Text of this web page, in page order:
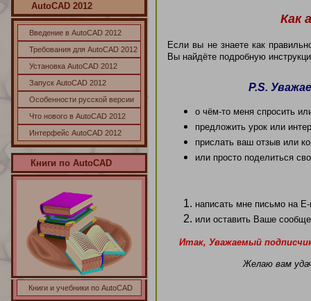
AutoCAD 2012
Введение в AutoCAD 2012
Требования для AutoCAD 2012
Установка AutoCAD 2012
Запуск AutoCAD 2012
Особенности русской версии
Что нового в AutoCAD 2012
Интерфейс AutoCAD 2012
Книги по AutoCAD
Книги и учебники по AutoCAD
Как
Если вы не знаете как
Вы найдёте подробную
P.S.
о чём-то меня спросить
предложить урок или
прислать ваш отзыв или
или просто поделиться
написать мне письмо на
или оставить Ваше
Итак, Уважаемый
Желаю вам